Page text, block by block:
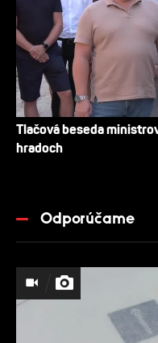
Tlačová beseda
hradoch
Odporúčame